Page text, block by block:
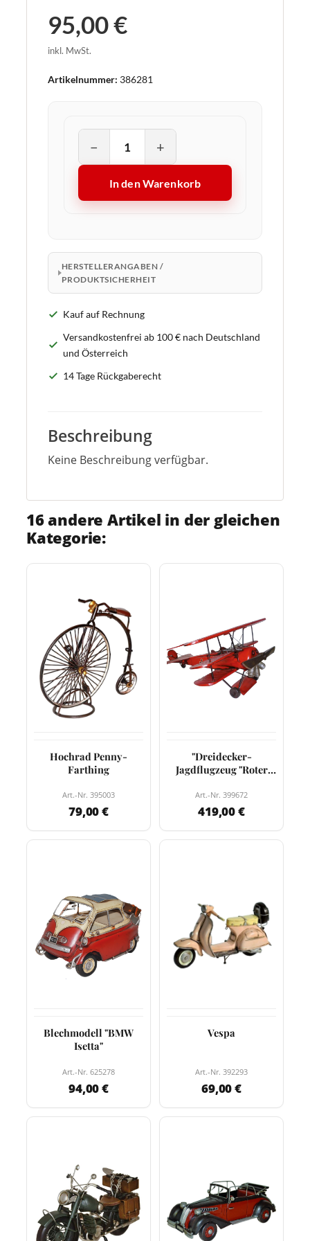
95,00 €
inkl. MwSt.
Artikelnummer: 386281
− +
In den Warenkorb
HERSTELLERANGABEN /
PRODUKTSICHERHEIT
Kauf auf Rechnung
Versandkostenfrei ab 100 € nach Deutschland
und Österreich
14 Tage Rückgaberecht
Beschreibung
Keine Beschreibung verfügbar.
16 andere Artikel in der gleichen
Kategorie:
Hochrad Penny-
Farthing
Art.-Nr. 395003
79,00 €
"Dreidecker-
Jagdflugzeug "Roter
Art.-Nr. 399672
419,00 €
Blechmodell "BMW
Isetta"
Art.-Nr. 625278
94,00 €
Vespa
Art.-Nr. 392293
69,00 €